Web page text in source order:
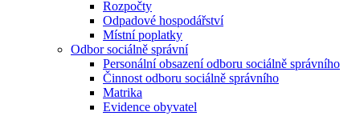
Rozpočty
Odpadové hospodářství
Místní poplatky
Odbor sociálně správní
Personální obsazení odboru sociálně správního
Činnost odboru sociálně správního
Matrika
Evidence obyvatel